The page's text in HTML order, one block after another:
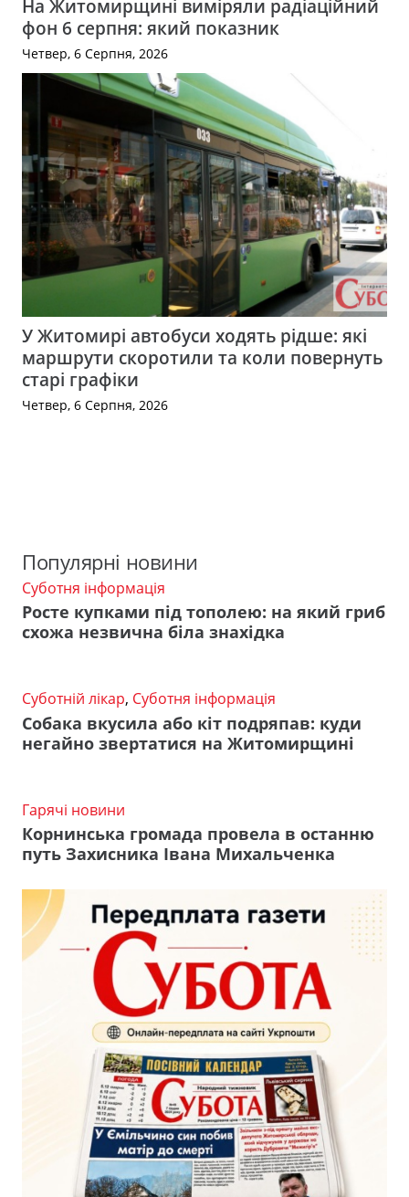
На Житомирщині виміряли радіаційний
фон 6 серпня: який показник
Четвер, 6 Серпня, 2026
У Житомирі автобуси ходять рідше: які
маршрути скоротили та коли повернуть
старі графіки
Четвер, 6 Серпня, 2026
Популярні новини
Суботня інформація
Росте купками під тополею: на який гриб
схожа незвична біла знахідка
Суботній лікар, Суботня інформація
Собака вкусила або кіт подряпав: куди
негайно звертатися на Житомирщині
Гарячі новини
Корнинська громада провела в останню
путь Захисника Івана Михальченка